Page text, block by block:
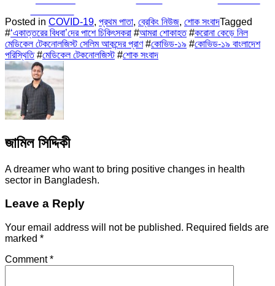
Posted in COVID-19, প্রথম পাতা, ব্রেকিং নিউজ, শোক সংবাদTagged
#‘একাত্তরের বিধবা’দের পাশে চিকিৎসকরা #আমরা শোকাহত#করোনা কেড়ে নিল
মেডিকেল টেকনোলজিস্ট সেলিম আকন্দের প্রাণ#কোভিড-১৯ #কোভিড-১৯ বাংলাদেশ
পরিস্থিতি#মেডিকেল টেকনোলজিস্ট#শোক সংবাদ
জামিল সিদ্দিকী
A dreamer who want to bring positive changes in health
sector in Bangladesh.
Leave a Reply
Your email address will not be published. Required fields are
marked *
Comment*